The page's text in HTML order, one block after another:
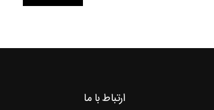
ارتباط با ما